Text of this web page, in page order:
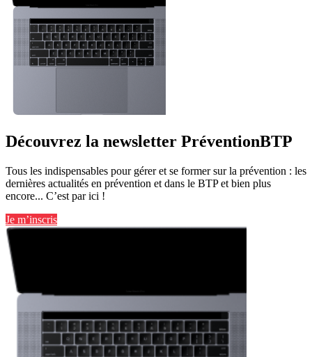
Découvrez la newsletter PréventionBTP
Tous les indispensables pour gérer et se former sur la prévention : les
dernières actualités en prévention et dans le BTP et bien plus
encore... C’est par ici !
Je m’inscris